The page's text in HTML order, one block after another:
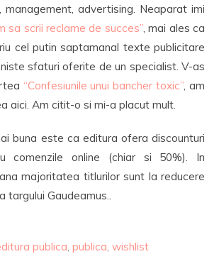
management, advertising. Neaparat imi
sa scrii reclame de succes”, mai ales ca
cel putin saptamanal texte publicitare
sfaturi oferite de un specialist. V-as
“Confesiunile unui bancher toxic” , am
aici. Am citit-o si mi-a placut mult.
buna este ca editura ofera discounturi
comenzile online (chiar si 50%). In
majoritatea titlurilor sunt la reducere
targului Gaudeamus..
publica publica wishlist